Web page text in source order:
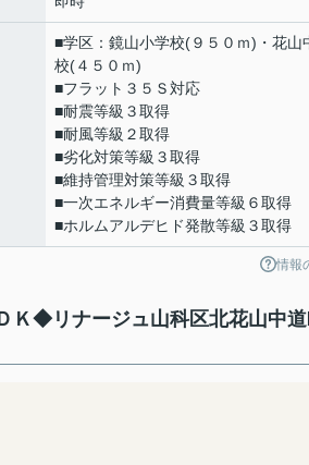
■学区：鏡山小学校(９５０ｍ)・花山
校(４５０ｍ)
■フラット３５Ｓ対応
■耐震等級３取得
■耐風等級２取得
■劣化対策等級３取得
■維持管理対策等級３取得
■一次エネルギー消費量等級６取得
■ホルムアルデヒド発散等級３取得
情報
Ｋ◆リナージュ山科区北花山中